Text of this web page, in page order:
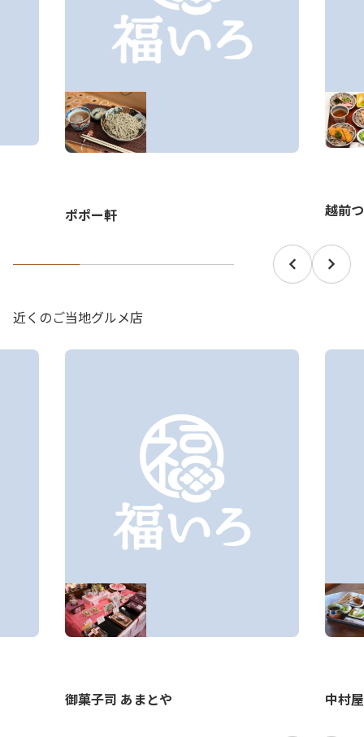
ポポー軒 越前
近くのご当地グルメ店
御菓子司 あまとや 中村屋